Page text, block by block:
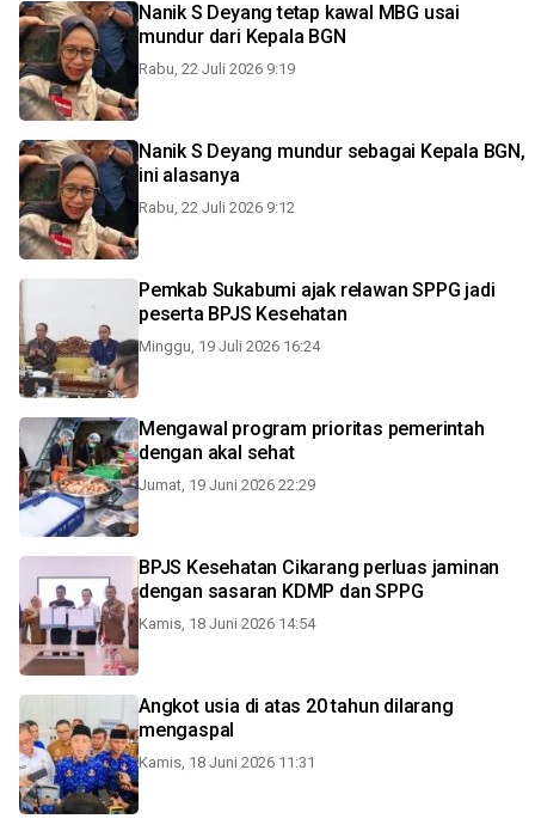
Nanik S Deyang tetap kawal MBG usai
mundur dari Kepala BGN
Rabu, 22 Juli 2026 9:19
Nanik S Deyang mundur sebagai Kepala BGN,
ini alasanya
Rabu, 22 Juli 2026 9:12
Pemkab Sukabumi ajak relawan SPPG jadi
peserta BPJS Kesehatan
Minggu, 19 Juli 2026 16:24
Mengawal program prioritas pemerintah
dengan akal sehat
Jumat, 19 Juni 2026 22:29
BPJS Kesehatan Cikarang perluas jaminan
dengan sasaran KDMP dan SPPG
Kamis, 18 Juni 2026 14:54
Angkot usia di atas 20 tahun dilarang
mengaspal
Kamis, 18 Juni 2026 11:31